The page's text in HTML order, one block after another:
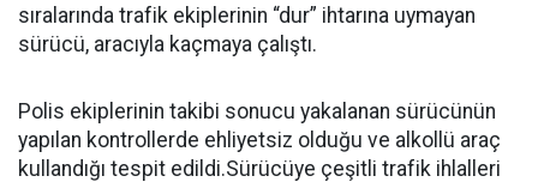
sıralarında trafik ekiplerinin “dur” ihtarına uymayan
sürücü, aracıyla kaçmaya çalıştı.
Polis ekiplerinin takibi sonucu yakalanan sürücünün
yapılan kontrollerde ehliyetsiz olduğu ve alkollü araç
kullandığı tespit edildi.Sürücüye çeşitli trafik ihlalleri